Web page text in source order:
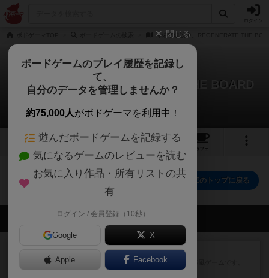
神椿市建設中。REGENERATE THE
神椿市建設中。REGENERATE THE BOARD
GAME
0件の戦略やコツ
1 2
カフェ
神椿市建設中。REGENERATE THE BOARD GAMEのトップに戻る
会員の新しい投稿
ジンラミー
トランプで遊べる2人対戦の麻雀風ゲームです。
10枚の手札で、同じスーツ...
閉じる
ボードゲームのプレイ履歴を記録し
て、
自分のデータを管理しませんか？
約75,000人がボドゲーマを利用中！
遊んだボードゲームを記録する
気になるゲームのレビューを読む
お気に入り作品・所有リストの共
有
ログイン / 会員登録（10秒）
Google X
Apple Facebook